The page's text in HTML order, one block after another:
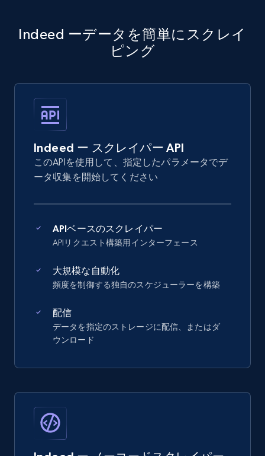
Indeed ーデータを簡単にスクレイ
ピング
Indeed ー スクレイパー API
このAPIを使用して、指定したパラメータでデ
ータ収集を開始してください
APIベースのスクレイパー
APIリクエスト構築用インターフェース
大規模な自動化
頻度を制御する独自のスケジューラーを構築
配信
データを指定のストレージに配信、またはダ
ウンロード